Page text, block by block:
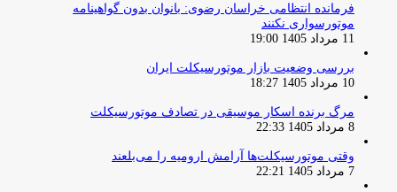
فرمانده انتظامی خراسان رضوی: بانوان بدون گواهینامه
موتورسواری نکنند
11 مرداد 1405 19:00
بررسی وضعیت بازار موتورسیکلت ایران
10 مرداد 1405 18:27
مرگ برنده اسکار موسیقی در تصادف موتورسیکلت
8 مرداد 1405 22:33
وقتی موتورسیکلت‌ها آرامش ارومیه را می‌بلعند
7 مرداد 1405 22:21